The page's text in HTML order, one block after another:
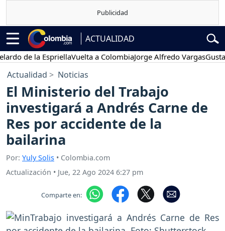
ACTUALIDAD
de la EspriellaVuelta a ColombiaJorge Alfredo VargasGustavo
Actualidad Noticias
El Ministerio del Trabajo
investigará a Andrés Carne de
Res por accidente de la
bailarina
Por: Yuly Solis • Colombia.com
Actualización • Jue, 22 Ago 2024 6:27 pm
Comparte en: